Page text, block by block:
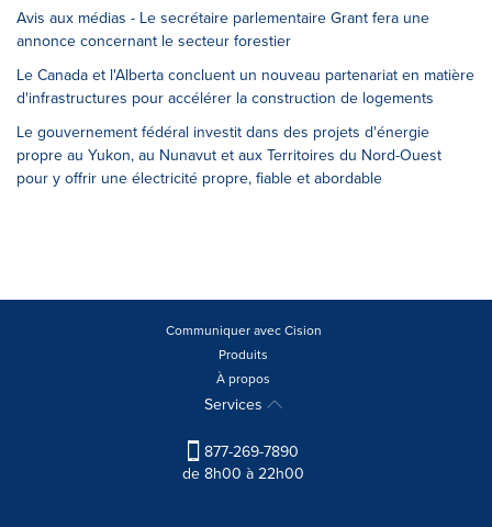
Avis aux médias - Le secrétaire parlementaire Grant fera une
annonce concernant le secteur forestier
Le Canada et l'Alberta concluent un nouveau partenariat en matière
d'infrastructures pour accélérer la construction de logements
Le gouvernement fédéral investit dans des projets d'énergie
propre au Yukon, au Nunavut et aux Territoires du Nord-Ouest
pour y offrir une électricité propre, fiable et abordable
Communiquer avec Cision
Produits
À propos
Services
877-269-7890
de 8h00 à 22h00